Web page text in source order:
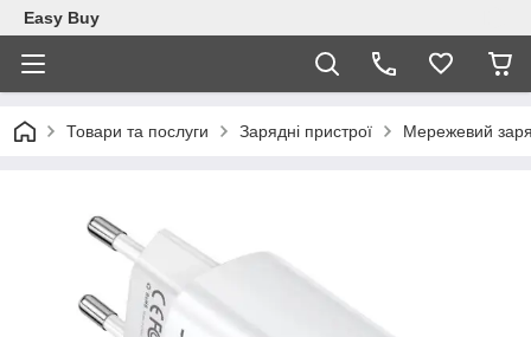
Easy Buy
Товари та послуги Зарядні пристрої Мережевий